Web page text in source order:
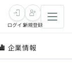
ログイン新規登録
企業情報